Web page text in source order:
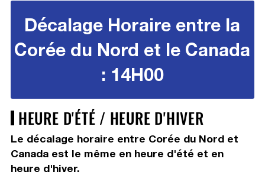
Décalage Horaire entre la
Corée du Nord et le Canada
: 14H00
HEURE D'ÉTÉ / HEURE D'HIVER
Le décalage horaire entre Corée du Nord et
Canada est le même en heure d'été et en
heure d'hiver.